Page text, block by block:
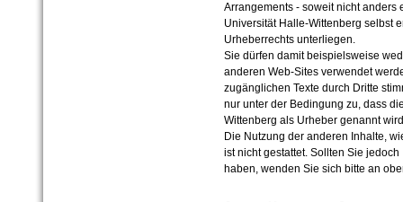
Arrangements - soweit nicht anders
Universität Halle-Wittenberg selbst
Urheberrechts unterliegen.
Sie dürfen damit beispielsweise
anderen Web-Sites verwendet
zugänglichen Texte durch Dritte
nur unter der Bedingung zu, dass
Wittenberg als Urheber genannt
Die Nutzung der anderen Inhalte,
ist nicht gestattet. Sollten Sie
haben, wenden Sie sich bitte an